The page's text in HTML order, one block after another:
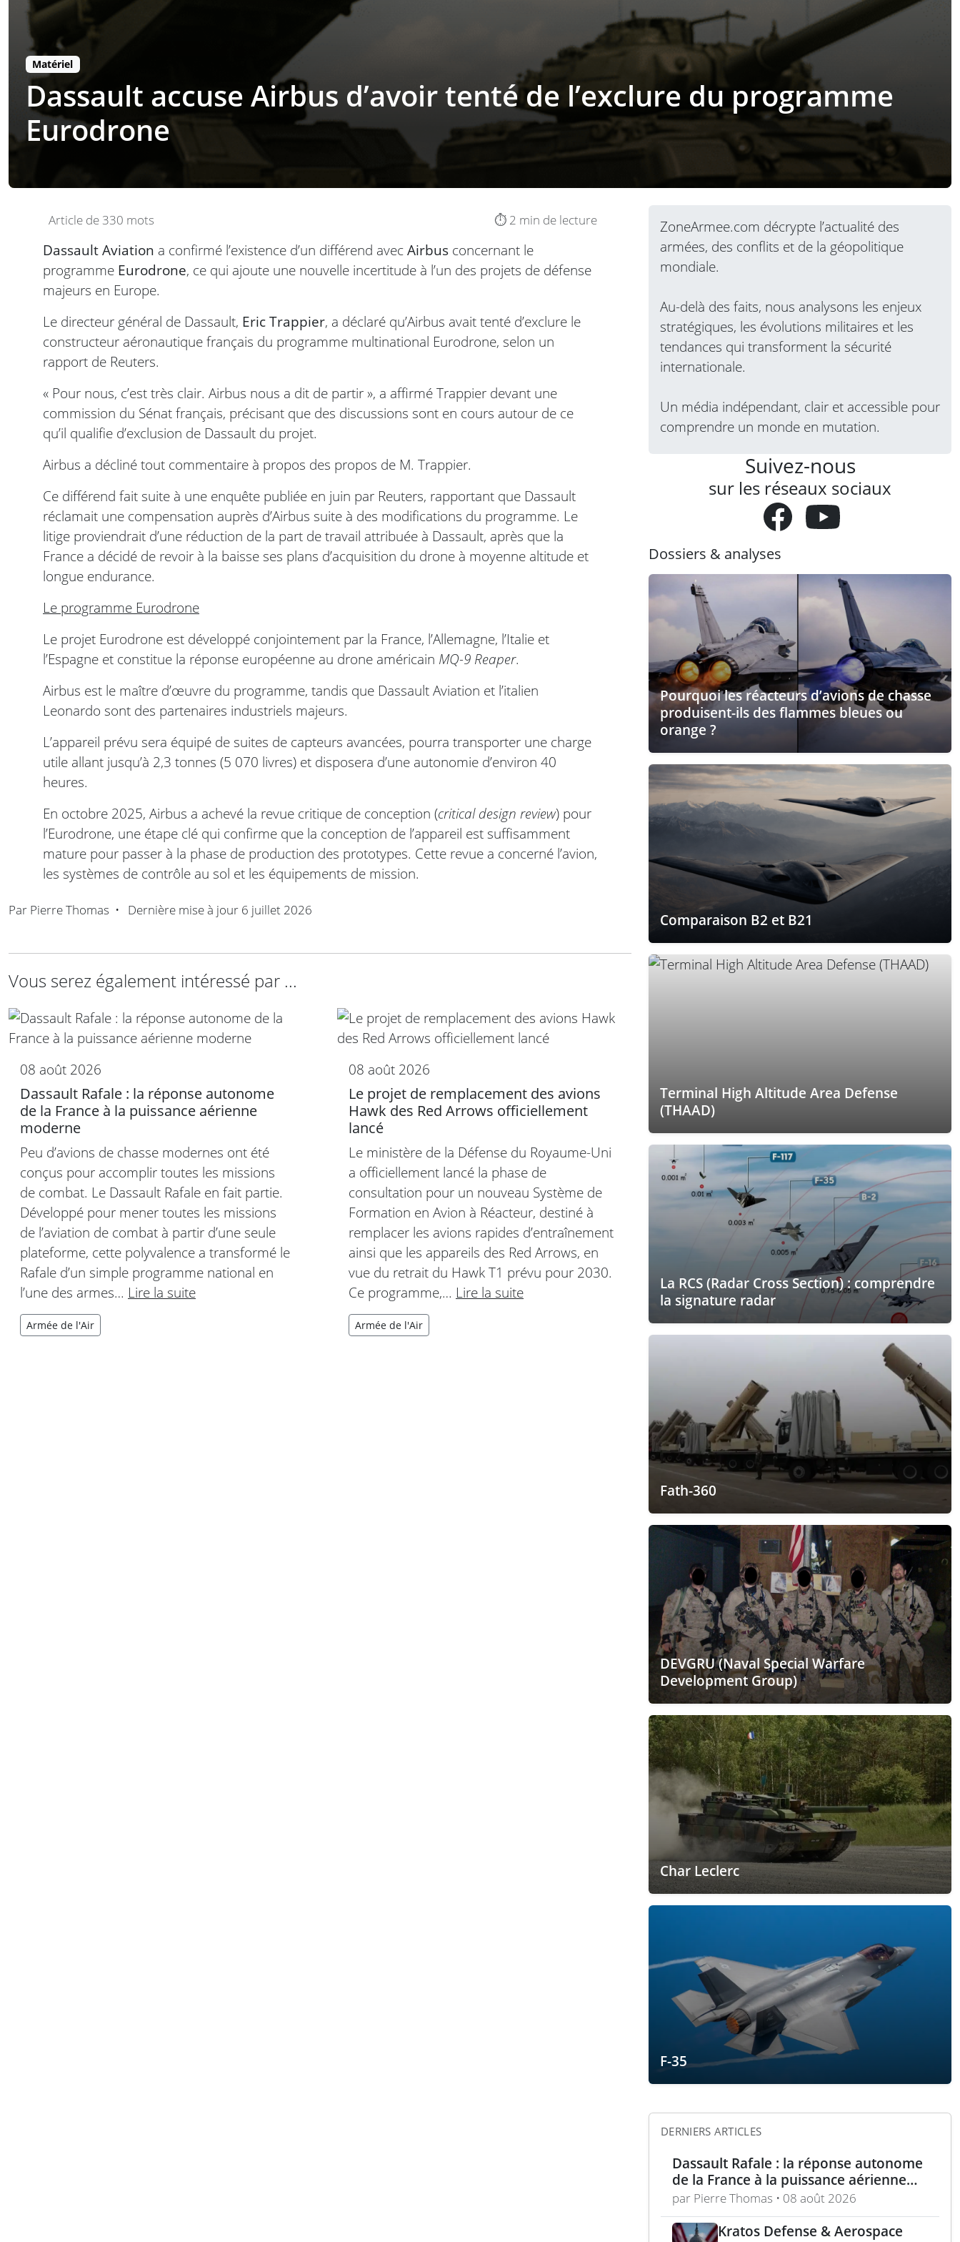
Matériel
Dassault accuse Airbus d’avoir tenté de l’exclure du programme
Eurodrone
Article de 330 mots ⏱️ 2 min de lecture
Dassault Aviation a confirmé l’existence d’un différend avecAirbus concernant le
programme Eurodrone, ce qui ajoute une nouvelle incertitude à l’un des projets de défense
majeurs en Europe.
Le directeur général de Dassault, Eric Trappier, a déclaré qu’Airbus avait tenté d’exclure le
constructeur aéronautique français du programme multinational Eurodrone, selon un
rapport de Reuters.
« Pour nous, c’est très clair. Airbus nous a dit de partir », a affirmé Trappier devant une
commission du Sénat français, précisant que des discussions sont en cours autour de ce
qu’il qualifie d’exclusion de Dassault du projet.
Airbus a décliné tout commentaire à propos des propos de M. Trappier.
Ce différend fait suite à une enquête publiée en juin par Reuters, rapportant que Dassault
réclamait une compensation auprès d’Airbus suite à des modifications du programme. Le
litige proviendrait d’une réduction de la part de travail attribuée à Dassault, après que la
France a décidé de revoir à la baisse ses plans d’acquisition du drone à moyenne altitude et
longue endurance.
Le programme Eurodrone
Le projet Eurodrone est développé conjointement par la France, l’Allemagne, l’Italie et
l’Espagne et constitue la réponse européenne au drone américain MQ-9 Reaper.
Airbus est le maître d’œuvre du programme, tandis que Dassault Aviation et l’italien
Leonardo sont des partenaires industriels majeurs.
L’appareil prévu sera équipé de suites de capteurs avancées, pourra transporter une charge
utile allant jusqu’à 2,3 tonnes (5 070 livres) et disposera d’une autonomie d’environ 40
heures.
En octobre 2025, Airbus a achevé la revue critique de conception (critical design review) pour
l’Eurodrone, une étape clé qui confirme que la conception de l’appareil est suffisamment
mature pour passer à la phase de production des prototypes. Cette revue a concerné l’avion,
les systèmes de contrôle au sol et les équipements de mission.
Par Pierre Thomas • Dernière mise à jour 6 juillet 2026
Vous serez également intéressé par ...
08 août 2026
Dassault Rafale : la réponse autonome
de la France à la puissance aérienne
moderne
Peu d’avions de chasse modernes ont été
conçus pour accomplir toutes les missions
de combat. Le Dassault Rafale en fait partie.
Développé pour mener toutes les missions
de l’aviation de combat à partir d’une seule
plateforme, cette polyvalence a transformé le
Rafale d’un simple programme national en
l’une des armes… Lire la suite
Armée de l'Air
08 août 2026
Le projet de remplacement des avions
Hawk des Red Arrows officiellement
lancé
Le ministère de la Défense du Royaume-Uni
a officiellement lancé la phase de
consultation pour un nouveau Système de
Formation en Avion à Réacteur, destiné à
remplacer les avions rapides d’entraînement
ainsi que les appareils des Red Arrows, en
vue du retrait du Hawk T1 prévu pour 2030.
Ce programme,… Lire la suite
Armée de l'Air
ZoneArmee.com décrypte l’actualité des
armées, des conflits et de la géopolitique
mondiale.
Au-delà des faits, nous analysons les enjeux
stratégiques, les évolutions militaires et les
tendances qui transforment la sécurité
internationale.
Un média indépendant, clair et accessible pour
comprendre un monde en mutation.
Suivez-nous
sur les réseaux sociaux
Dossiers & analyses
Pourquoi les réacteurs d’avions de chasse
produisent-ils des flammes bleues ou
orange ?
Comparaison B2 et B21
Terminal High Altitude Area Defense
(THAAD)
La RCS (Radar Cross Section) : comprendre
la signature radar
Fath-360
DEVGRU (Naval Special Warfare
Development Group)
Char Leclerc
F-35
DERNIERS ARTICLES
Dassault Rafale : la réponse autonome
de la France à la puissance aérienne
moderne
par Pierre Thomas • 08 août 2026
Kratos Defense & Aerospace